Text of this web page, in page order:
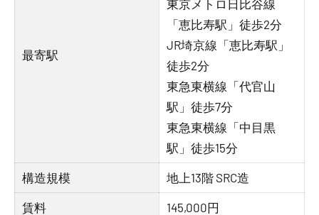
最寄駅
東京メトロ日比谷線
「恵比寿駅」徒歩2分
JR埼京線「恵比寿駅」
徒歩2分
東急東横線「代官山
駅」徒歩7分
東急東横線「中目黒
駅」徒歩15分
構造規模 地上13階 SRC造
賃料 145,000円